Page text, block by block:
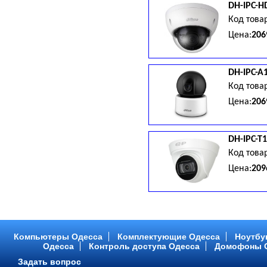
BLC, день/ночь (ICR); ИК-
DH-IPC-
Код
Цена:
109.9х81 мм, 340г.
DH-IPC-
Код
Цена:
DH-IPC-
Код
Цена:
Компьютеры Одесса Комплектующие Одесса
Одесса
Контроль доступа Одесса
Домофоны
Задать вопрос